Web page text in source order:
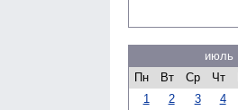
июль
Пн
Вт Ср Чт
1
2 3 4